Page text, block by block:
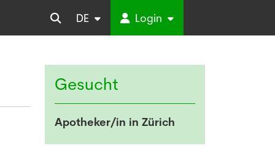
DE Login
Gesucht
Apotheker/in in Zürich